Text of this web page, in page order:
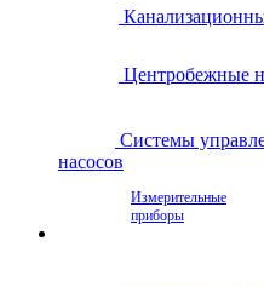
Центробежные
Системы
насосов
Измерительные
приборы